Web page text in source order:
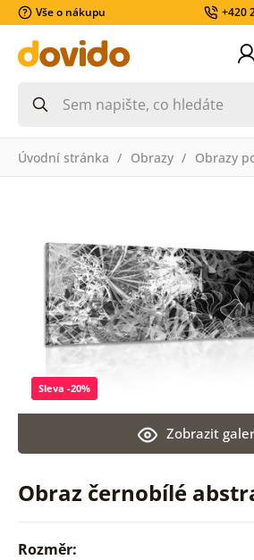
Vše o nákupu +420
Úvodní stránka Obrazy Obrazy
Obraz černobílé
Zobrazit
Sleva -20%
Rozměr: